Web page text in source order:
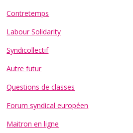
Contretemps
Labour Solidarity
Syndicollectif
Autre futur
Questions de classes
Forum syndical européen
Maitron en ligne